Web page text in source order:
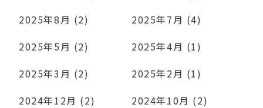
2025年8月 (2)
2025年7月 (4)
2025年5月 (2)
2025年4月 (1)
2025年3月 (2)
2025年2月 (1)
2024年12月 (2)
2024年10月 (2)